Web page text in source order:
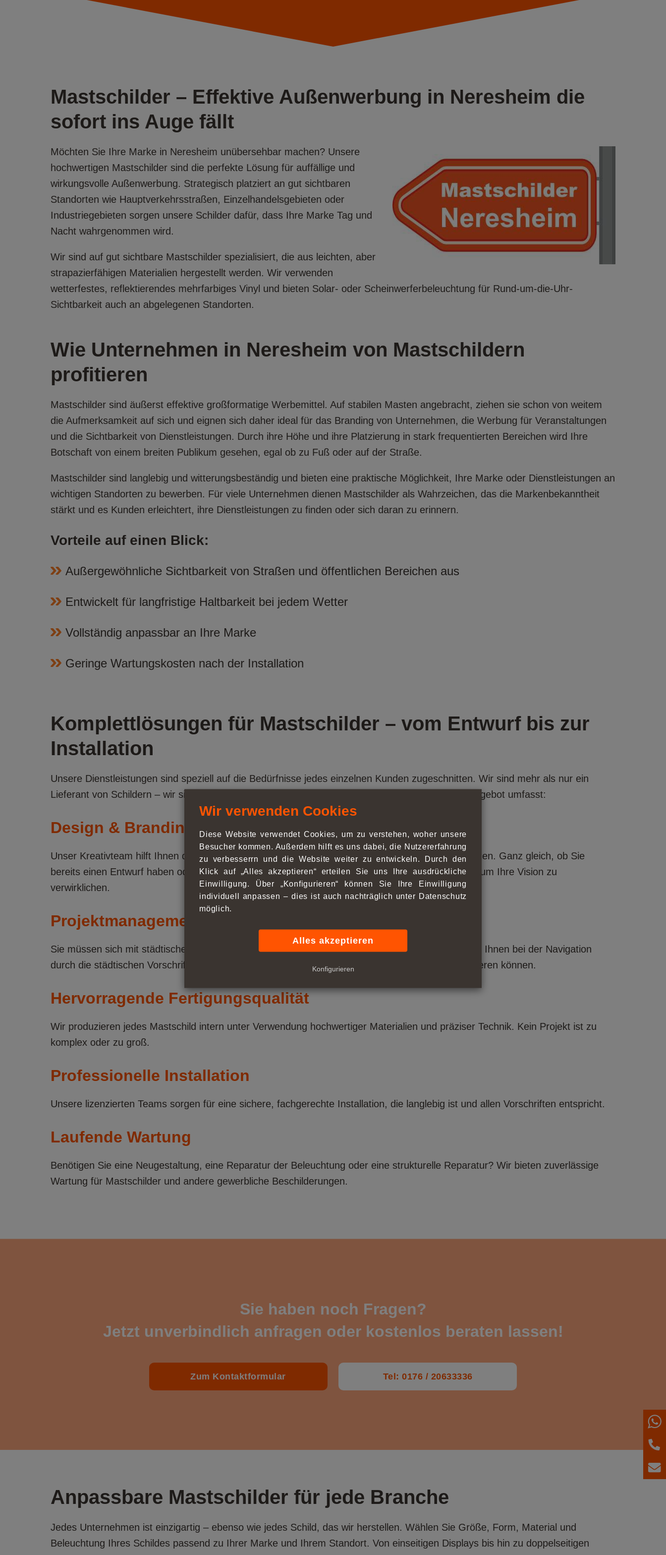
Mastschilder – Effektive Außenwerbung in Neresheim die
sofort ins Auge fällt
Möchten Sie Ihre Marke in Neresheim unübersehbar machen? Unsere
hochwertigen Mastschilder sind die perfekte Lösung für auffällige und
wirkungsvolle Außenwerbung. Strategisch platziert an gut sichtbaren
Standorten wie Hauptverkehrsstraßen, Einzelhandelsgebieten oder
Industriegebieten sorgen unsere Schilder dafür, dass Ihre Marke Tag und
Nacht wahrgenommen wird.
Wir sind auf gut sichtbare Mastschilder spezialisiert, die aus leichten, aber
strapazierfähigen Materialien hergestellt werden. Wir verwenden
wetterfestes, reflektierendes mehrfarbiges Vinyl und bieten Solar- oder Scheinwerferbeleuchtung für Rund-um-die-Uhr-
Sichtbarkeit auch an abgelegenen Standorten.
Wie Unternehmen in Neresheim von Mastschildern
profitieren
Mastschilder sind äußerst effektive großformatige Werbemittel. Auf stabilen Masten angebracht, ziehen sie schon von weitem
die Aufmerksamkeit auf sich und eignen sich daher ideal für das Branding von Unternehmen, die Werbung für Veranstaltungen
und die Sichtbarkeit von Dienstleistungen. Durch ihre Höhe und ihre Platzierung in stark frequentierten Bereichen wird Ihre
Botschaft von einem breiten Publikum gesehen, egal ob zu Fuß oder auf der Straße.
Mastschilder sind langlebig und witterungsbeständig und bieten eine praktische Möglichkeit, Ihre Marke oder Dienstleistungen an
wichtigen Standorten zu bewerben. Für viele Unternehmen dienen Mastschilder als Wahrzeichen, das die Markenbekanntheit
stärkt und es Kunden erleichtert, ihre Dienstleistungen zu finden oder sich daran zu erinnern.
Vorteile auf einen Blick:
Außergewöhnliche Sichtbarkeit von Straßen und öffentlichen Bereichen aus
Entwickelt für langfristige Haltbarkeit bei jedem Wetter
Vollständig anpassbar an Ihre Marke
Geringe Wartungskosten nach der Installation
Komplettlösungen für Mastschilder – vom Entwurf bis zur
Installation
Unsere Dienstleistungen sind speziell auf die Bedürfnisse jedes einzelnen Kunden zugeschnitten. Wir sind mehr als nur ein
Lieferant von Schildern – wir sind Ihr Full-Service-Partner für erfolgreiche Mastwerbung. Unser Angebot umfasst:
Design & Branding
Unser Kreativteam hilft Ihnen dabei, Ihr Konzept in ein auffälliges, professionelles Schild umzusetzen. Ganz gleich, ob Sie
bereits einen Entwurf haben oder Hilfe bei der Entwicklung benötigen, wir stehen Ihnen zur Seite, um Ihre Vision zu
verwirklichen.
Projektmanagement
Sie müssen sich mit städtischen Vorschriften und Genehmigungen auseinandersetzen? Wir helfen Ihnen bei der Navigation
durch die städtischen Vorschriften und die Formalitäten, damit Sie sich auf Ihr Geschäft konzentrieren können.
Hervorragende Fertigungsqualität
Wir produzieren jedes Mastschild intern unter Verwendung hochwertiger Materialien und präziser Technik. Kein Projekt ist zu
komplex oder zu groß.
Professionelle Installation
Unsere lizenzierten Teams sorgen für eine sichere, fachgerechte Installation, die langlebig ist und allen Vorschriften entspricht.
Laufende Wartung
Benötigen Sie eine Neugestaltung, eine Reparatur der Beleuchtung oder eine strukturelle Reparatur? Wir bieten zuverlässige
Wartung für Mastschilder und andere gewerbliche Beschilderungen.
Sie haben noch Fragen?
Jetzt unverbindlich anfragen oder kostenlos beraten lassen!
Zum Kontaktformular Tel: 0176 / 20633336
Anpassbare Mastschilder für jede Branche
Jedes Unternehmen ist einzigartig – ebenso wie jedes Schild, das wir herstellen. Wählen Sie Größe, Form, Material und
Beleuchtung Ihres Schildes passend zu Ihrer Marke und Ihrem Standort. Von einseitigen Displays bis hin zu doppelseitigen
Wir verwenden Cookies
Diese Website verwendet Cookies, um zu verstehen, woher unsere
Besucher kommen. Außerdem hilft es uns dabei, die Nutzer­erfahrung
zu verbesserrn und die Website weiter zu entwickeln. Durch den
Klick auf „Alles akzeptieren“ erteilen Sie uns Ihre ausdrückliche
Einwilligung. Über „Konfigurieren“ können Sie Ihre Einwilligung
individuell anpassen ‒ dies ist auch nachträglich unter Datenschutz
möglich.
Alles akzeptieren
Konfigurieren